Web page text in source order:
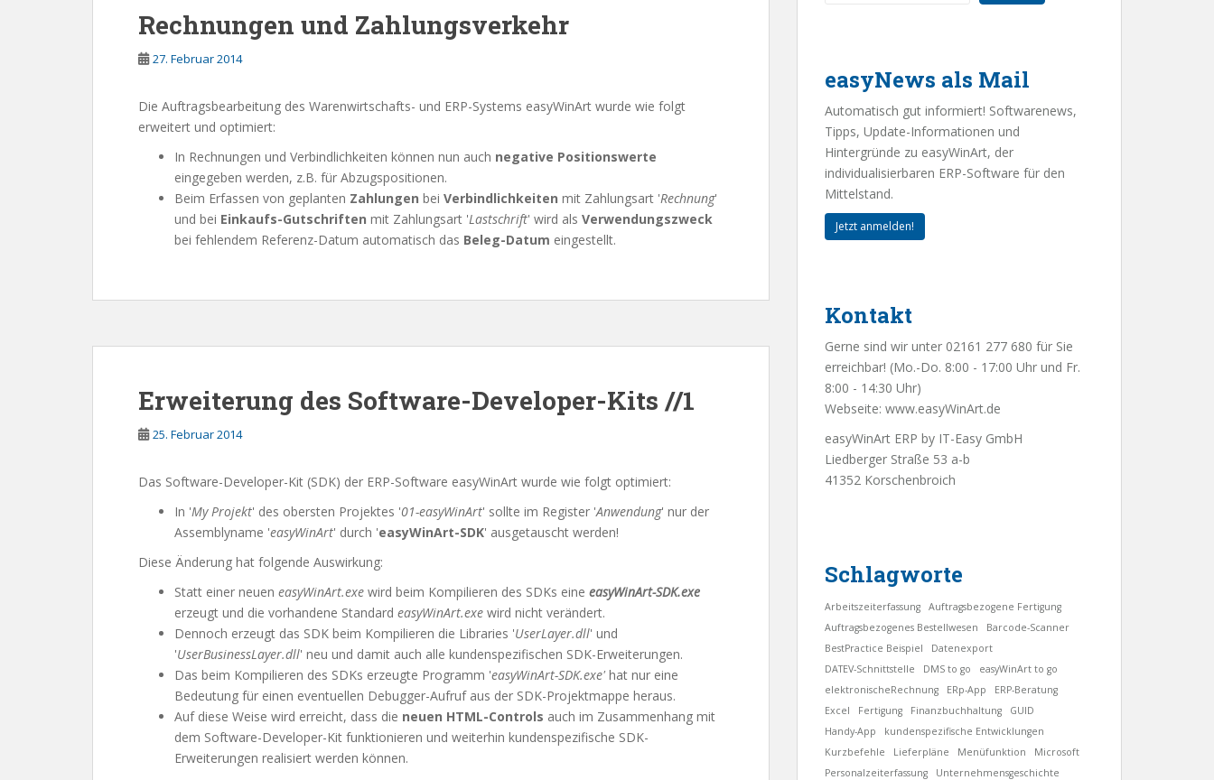
Rechnungen und Zahlungsverkehr
27. Februar 2014
Die Auftragsbearbeitung des Warenwirtschafts- und ERP-Systems easyWinArt wurde wie folgt
erweitert und optimiert:
In Rechnungen und Verbindlichkeiten können nun auch negative Positionswerte
eingegeben werden, z.B. für Abzugspositionen.
Beim Erfassen von geplanten Zahlungen bei Verbindlichkeiten mit Zahlungsart 'Rechnung'
und bei Einkaufs-Gutschriften mit Zahlungsart 'Lastschrift' wird als Verwendungszweck
bei fehlendem Referenz-Datum automatisch das Beleg-Datum eingestellt.
Erweiterung des Software-Developer-Kits //1
25. Februar 2014
Das Software-Developer-Kit (SDK) der ERP-Software easyWinArt wurde wie folgt optimiert:
In 'My Projekt' des obersten Projektes '01-easyWinArt' sollte im Register 'Anwendung' nur der
Assemblyname 'easyWinArt' durch 'easyWinArt-SDK' ausgetauscht werden!
Diese Änderung hat folgende Auswirkung:
Statt einer neuen easyWinArt.exe wird beim Kompilieren des SDKs eine easyWinArt-SDK.exe
erzeugt und die vorhandene Standard easyWinArt.exe wird nicht verändert.
Dennoch erzeugt das SDK beim Kompilieren die Libraries 'UserLayer.dll' und
'UserBusinessLayer.dll' neu und damit auch alle kundenspezifischen SDK-Erweiterungen.
Das beim Kompilieren des SDKs erzeugte Programm 'easyWinArt-SDK.exe' hat nur eine
Bedeutung für einen eventuellen Debugger-Aufruf aus der SDK-Projektmappe heraus.
Auf diese Weise wird erreicht, dass die neuen HTML-Controls auch im Zusammenhang mit
dem Software-Developer-Kit funktionieren und weiterhin kundenspezifische SDK-
Erweiterungen realisiert werden können.
easyNews als Mail
Automatisch gut informiert! Softwarenews,
Tipps, Update-Informationen und
Hintergründe zu easyWinArt, der
individualisierbaren ERP-Software für den
Mittelstand.
Jetzt anmelden!
Kontakt
Gerne sind wir unter 02161 277 680 für Sie
erreichbar! (Mo.-Do. 8:00 - 17:00 Uhr und Fr.
8:00 - 14:30 Uhr)
Webseite: www.easyWinArt.de
easyWinArt ERP by IT-Easy GmbH
Liedberger Straße 53 a-b
41352 Korschenbroich
Schlagworte
Arbeitszeiterfassung
Auftragsbezogene Fertigung
Auftragsbezogenes Bestellwesen
Barcode-Scanner
BestPractice Beispiel
Datenexport
DATEV-Schnittstelle
DMS to go
easyWinArt to go
elektronischeRechnung
ERp-App
ERP-Beratung
Excel
Fertigung Finanzbuchhaltung
GUID
Handy-App
kundenspezifische Entwicklungen
Kurzbefehle
Lieferpläne Menüfunktion
Microsoft
Personalzeiterfassung
Unternehmensgeschichte